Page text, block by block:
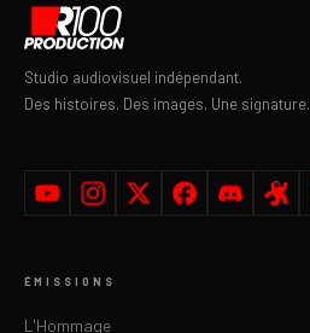
Studio audiovisuel indépendant.
Des histoires. Des images. Une signature.
ÉMISSIONS
L'Hommage